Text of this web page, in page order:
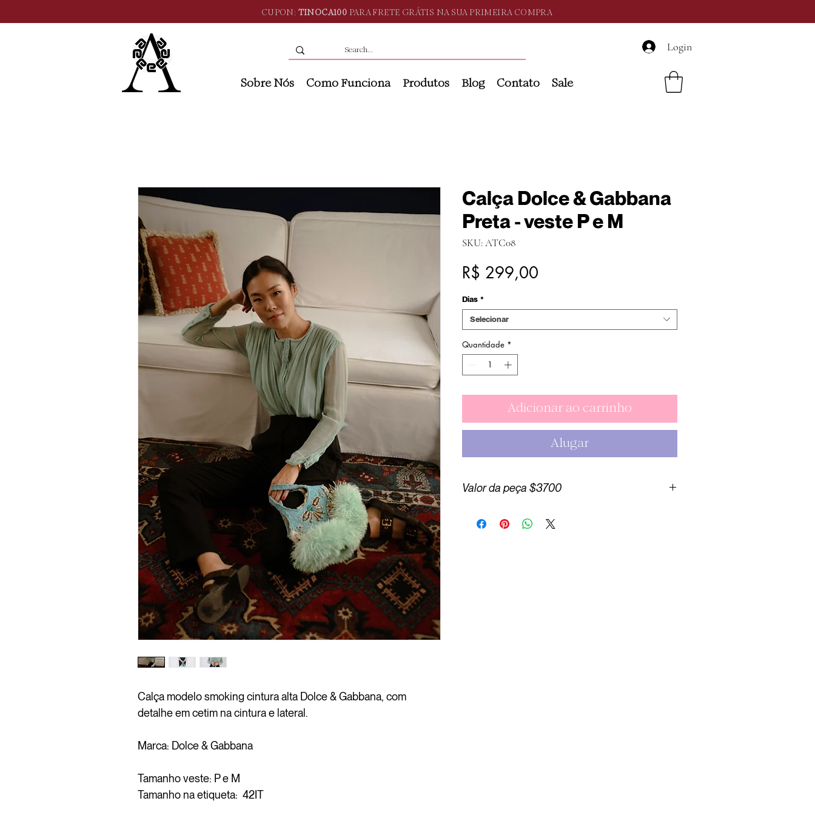
CUPON: TINOCA100 PARA FRETE GRÁTIS NA SUA PRIMEIRA COMPRA
Login
Sobre Nós Como Funciona Produtos Blog Contato Sale
Calça modelo smoking cintura alta Dolce & Gabbana, com
detalhe em cetim na cintura e lateral.
Marca: Dolce & Gabbana
Tamanho veste: P e M
Tamanho na etiqueta: 42IT
Calça Dolce & Gabbana
Preta - veste P e M
SKU: ATC08
R$ 299,00
Dias *
Selecionar
Quantidade *
Adicionar ao carrinho
Alugar
Valor da peça $3700